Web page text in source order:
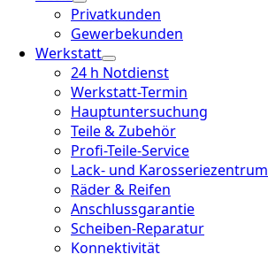
Privatkunden
Gewerbekunden
Werkstatt
24 h Notdienst
Werkstatt-Termin
Hauptuntersuchung
Teile & Zubehör
Profi-Teile-Service
Lack- und Karosseriezentrum
Räder & Reifen
Anschlussgarantie
Scheiben-Reparatur
Konnektivität